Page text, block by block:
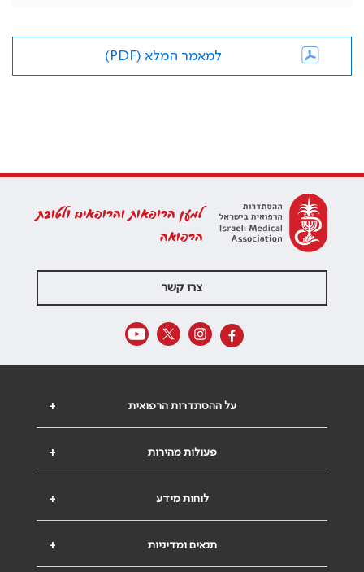
למאמר המלא (PDF)
למען הרופאות והרופאים ולטובת
הרפואה
צרו קשר
+ על ההסתדרות הרפואית
+ פעולות מהירות
+ לוחות מידע
+ תנאים ומדיניות